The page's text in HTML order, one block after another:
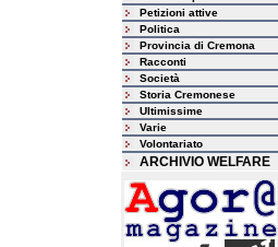
Petizioni attive
Politica
Provincia di Cremona
Racconti
Società
Storia Cremonese
Ultimissime
Varie
Volontariato
ARCHIVIO WELFARE